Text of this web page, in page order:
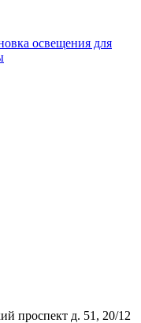
освещения для
проспект д. 51, 20/12